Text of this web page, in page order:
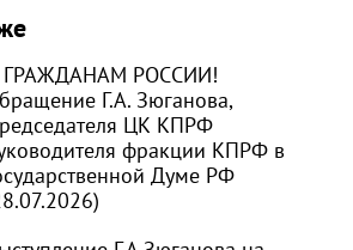
ГРАЖДАНАМ РОССИИ!
Г.А. Зюганова,
ЦК КПРФ
фракции КПРФ в
Думе РФ